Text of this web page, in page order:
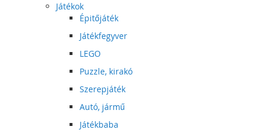
Játékok
Épitőjáték
Játékfegyver
LEGO
Puzzle, kirakó
Szerepjáték
Autó, jármű
Játékbaba